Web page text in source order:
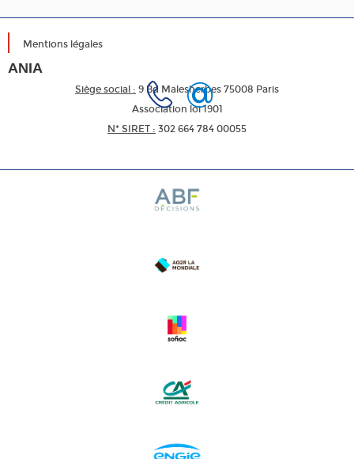
Mentions légales
ANIA
Siège social : 9 Bd Malesherbes 75008 Paris
Association loi 1901
N* SIRET : 302 664 784 00055